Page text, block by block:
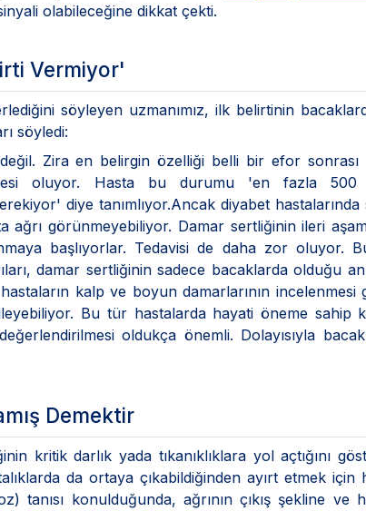
olabileceğine dikkat çekti.
Vermiyor'
söyleyen uzmanımız, ilk belirtinin
söyledi:
değil. Zira en belirgin özelliği belli bir efor sonrası
oluyor. Hasta bu durumu 'en fazla 500
diye tanımlıyor.Ancak diyabet hastalarında
ağrı görünmeyebiliyor. Damar sertliğinin ileri
başlıyorlar. Tedavisi de daha zor oluyor.
damar sertliğinin sadece bacaklarda olduğu
kalp ve boyun damarlarının incelenmesi
Bu tür hastalarda hayati öneme sahip
oldukça önemli. Dolayısıyla
Demektir
kritik darlık yada tıkanıklıklara yol açtığını
da ortaya çıkabildiğinden ayırt etmek için
tanısı konulduğunda, ağrının çıkış şekline ve